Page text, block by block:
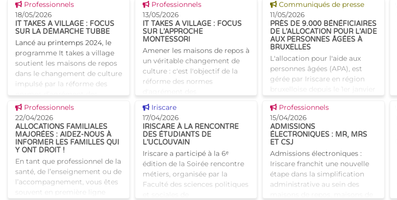
). Elle se déroulait à Expo Gand,
et était consacrée à
bruxelloise
Voir cette news
Professionnels
18/05/2026
IT TAKES A VILLAGE : FOCUS
SUR LA DÉMARCHE TUBBE
Lancé au printemps 2024, le
programme It takes a village
soutient les maisons de repos
dans le changement de culture
impulsé par la réforme des
normes d’agrément des
établissements pour aîné
Voir cette news
Professionnels
13/05/2026
IT TAKES A VILLAGE : FOCUS
SUR L’APPROCHE
MONTESSORI
Amener les maisons de repos à
un véritable changement de
culture : c'est l'objectif de la
réforme des normes
établissements pour aînés
bruxellois. Pour accompagner
les maisons d
Voir cette news
Communiqués de presse
11/05/2026
PRÈS DE 9.000 BÉNÉFICIAIRES
DE L’ALLOCATION POUR L’AIDE
AUX PERSONNES ÂGÉES À
BRUXELLES
L'allocation pour l'aide aux
personnes âgées (APA), est
gérée par Iriscare en région
bruxelloise depuis le 1er janvier
n'ont cessé d'être en hausse.
L'APA est pass
Voir cette news
Professionnels
22/04/2026
ALLOCATIONS FAMILIALES
MAJORÉES : AIDEZ-NOUS À
INFORMER LES FAMILLES QUI
Y ONT DROIT !
En tant que professionnel de la
santé, de l’enseignement ou de
l’accompagnement, vous êtes
Voir cette news
Iriscare
17/04/2026
IRISCARE À LA RENCONTRE
DES ÉTUDIANTS DE
L’UCLOUVAIN
Iriscare a participé à la 6ᵉ
édition de la Soirée rencontre
métiers, organisée par la
Faculté des sciences politiques
Voir cette news
Professionnels
15/04/2026
ADMISSIONS
ÉLECTRONIQUES : MR, MRS
ET CSJ
Admissions électroniques :
Iriscare franchit une nouvelle
étape dans la simplification
administrative au sein des